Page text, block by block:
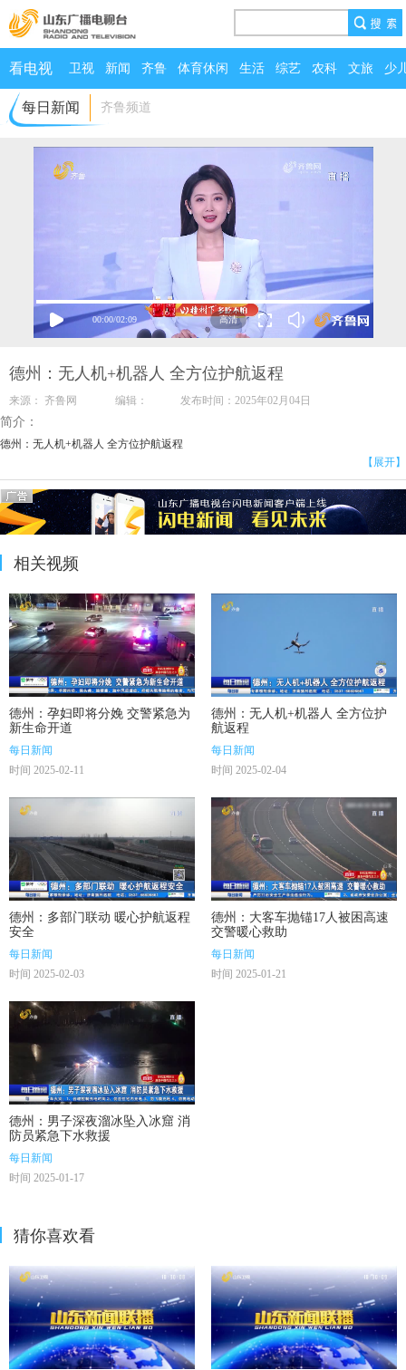
看电视 卫视 新闻 齐鲁 体育休闲 生活 综艺 农科 文旅 少
每日新闻 齐鲁频道
00:00/02:09
德州：无人机+机器人 全方位护航返程
来源： 齐鲁网 编辑： 发布时间：2025年02月04日
简介：
德州：无人机+机器人 全方位护航返程
【展开】
相关视频
德州：孕妇即将分娩 交警紧急为
新生命开道
每日新闻
时间 2025-02-11
德州：无人机+机器人 全方位护
航返程
每日新闻
时间 2025-02-04
德州：多部门联动 暖心护航返程
安全
每日新闻
时间 2025-02-03
德州：大客车抛锚17人被困高速
交警暖心救助
每日新闻
时间 2025-01-21
德州：男子深夜溜冰坠入冰窟 消
防员紧急下水救援
每日新闻
时间 2025-01-17
猜你喜欢看